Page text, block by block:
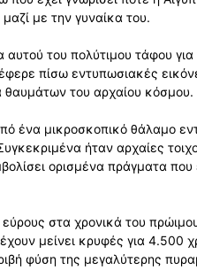
με την γυναίκα του.
του πολύτιμου τάφου για
πίσω εντυπωσιακές
του αρχαίου κόσμου.
ένα μικροσκοπικό θάλαμο
ήταν αρχαίες
ορισμένα πράγματα που
εύρους στα χρονικά του
μείνει κρυφές για 4.500
φύση της μεγαλύτερης